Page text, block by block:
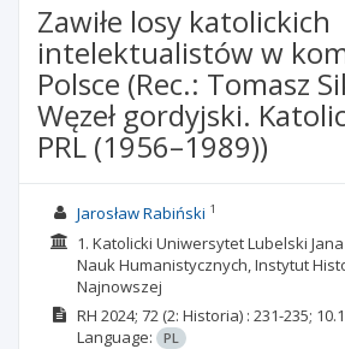
Zawiłe losy katolickich
intelektualistów w
Polsce (Rec.: Tomasz
Węzeł gordyjski.
PRL (1956–1989))
Jarosław Rabiński 1
1. Katolicki Uniwersytet Lubelski Jana
Nauk Humanistycznych, Instytut
Najnowszej
RH 2024; 72(2: Historia) : 231-235;
Language:
PL